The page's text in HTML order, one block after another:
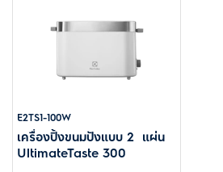
E2TS1-100W
เครื่องปิ้งขนมปังแบบ 2 แผ่น
UltimateTaste 300